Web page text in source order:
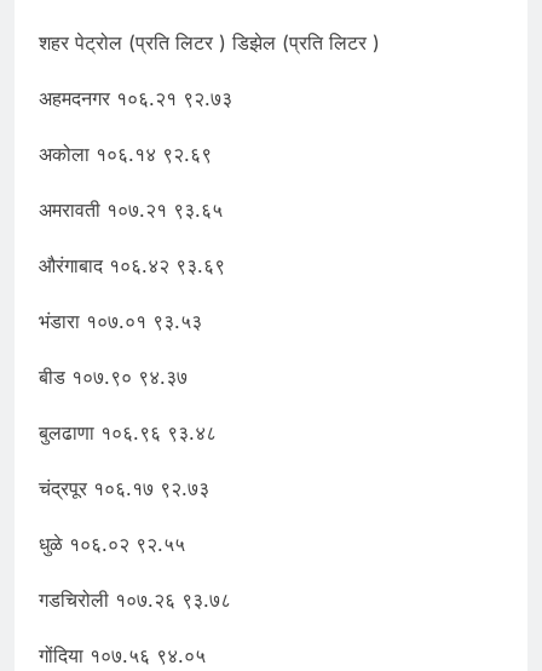
शहर पेट्रोल (प्रति लिटर ) डिझेल (प्रति लिटर )
अहमदनगर १०६.२१ ९२.७३
अकोला १०६.१४ ९२.६९
अमरावती १०७.२१ ९३.६५
औरंगाबाद १०६.४२ ९३.६९
भंडारा १०७.०१ ९३.५३
बीड १०७.९० ९४.३७
बुलढाणा १०६.९६ ९३.४८
चंद्रपूर १०६.१७ ९२.७३
धुळे १०६.०२ ९२.५५
गडचिरोली १०७.२६ ९३.७८
गोंदिया १०७.५६ ९४.०५